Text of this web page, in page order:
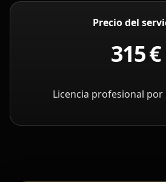
Precio del
315 €
Licencia profesional por